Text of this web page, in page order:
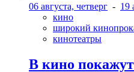
06 августа, четверг - 19
кино
широкий
кинотеатры
В кино